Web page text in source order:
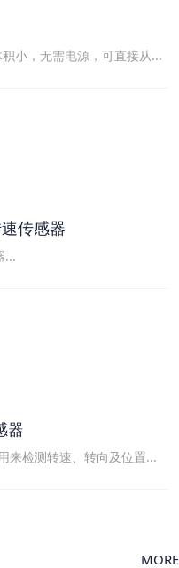
小，无需电源，可直接从...
传感器
...
器
来检测转速、转向及位置...
MORE